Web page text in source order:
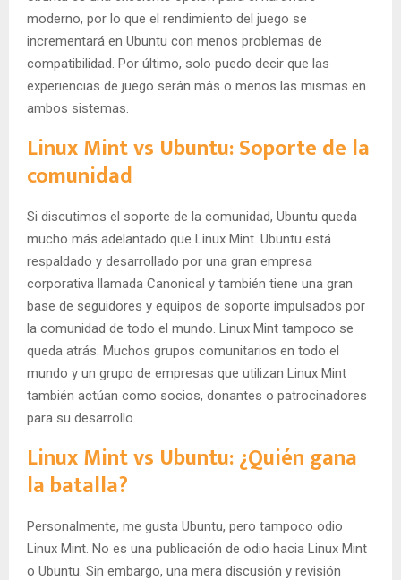
moderno, por lo que el rendimiento del juego se
incrementará en Ubuntu con menos problemas de
compatibilidad. Por último, solo puedo decir que las
experiencias de juego serán más o menos las mismas en
ambos sistemas.
Linux Mint vs Ubuntu: Soporte de la
comunidad
Si discutimos el soporte de la comunidad, Ubuntu queda
mucho más adelantado que Linux Mint. Ubuntu está
respaldado y desarrollado por una gran empresa
corporativa llamada Canonical y también tiene una gran
base de seguidores y equipos de soporte impulsados ​​por
la comunidad de todo el mundo. Linux Mint tampoco se
queda atrás. Muchos grupos comunitarios en todo el
mundo y un grupo de empresas que utilizan Linux Mint
también actúan como socios, donantes o patrocinadores
para su desarrollo.
Linux Mint vs Ubuntu: ¿Quién gana
la batalla?
Personalmente, me gusta Ubuntu, pero tampoco odio
Linux Mint. No es una publicación de odio hacia Linux Mint
o Ubuntu. Sin embargo, una mera discusión y revisión